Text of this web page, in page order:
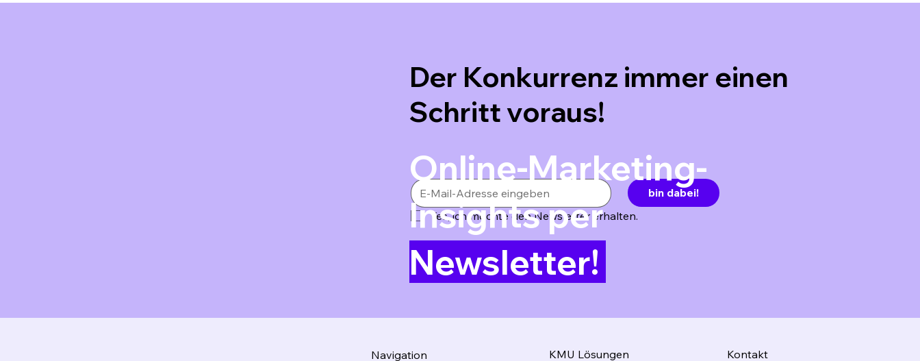
Der Konkurrenz immer einen
Schritt voraus!
bin dabei!
Yes, ich möchte den Newsletter erhalten.
Online-Marketing-
Insights per
Newsletter!
Navigation KMU Lösungen Kontakt